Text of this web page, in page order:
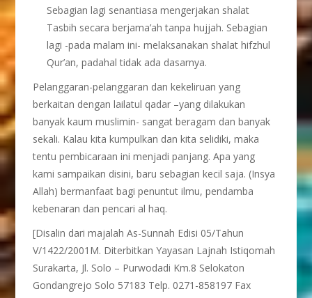
Sebagian lagi senantiasa mengerjakan shalat
Tasbih secara berjama’ah tanpa hujjah. Sebagian
lagi -pada malam ini- melaksanakan shalat hifzhul
Qur’an, padahal tidak ada dasarnya.
Pelanggaran-pelanggaran dan kekeliruan yang
berkaitan dengan lailatul qadar –yang dilakukan
banyak kaum muslimin- sangat beragam dan banyak
sekali. Kalau kita kumpulkan dan kita selidiki, maka
tentu pembicaraan ini menjadi panjang. Apa yang
kami sampaikan disini, baru sebagian kecil saja. (Insya
Allah) bermanfaat bagi penuntut ilmu, pendamba
kebenaran dan pencari al haq.
[Disalin dari majalah As-Sunnah Edisi 05/Tahun
V/1422/2001M. Diterbitkan Yayasan Lajnah Istiqomah
Surakarta, Jl. Solo – Purwodadi Km.8 Selokaton
Gondangrejo Solo 57183 Telp. 0271-858197 Fax